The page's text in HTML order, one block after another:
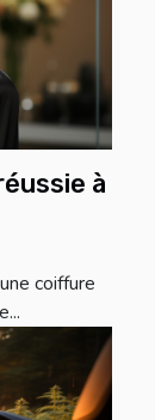
à
coiffure